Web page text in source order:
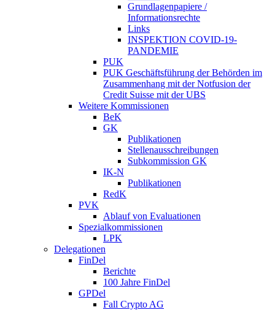
Grundlagenpapiere /
Informationsrechte
Links
INSPEKTION COVID-19-
PANDEMIE
PUK
PUK Geschäftsführung der Behörden im
Zusammenhang mit der Notfusion der
Credit Suisse mit der UBS
Weitere Kommissionen
BeK
GK
Publikationen
Stellenausschreibungen
Subkommission GK
IK-N
Publikationen
RedK
PVK
Ablauf von Evaluationen
Spezialkommissionen
LPK
Delegationen
FinDel
Berichte
100 Jahre FinDel
GPDel
Fall Crypto AG